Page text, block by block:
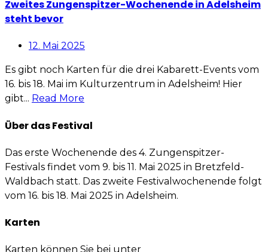
Zweites Zungenspitzer-Wochenende in Adelsheim
steht bevor
12. Mai 2025
Es gibt noch Karten für die drei Kabarett-Events vom
16. bis 18. Mai im Kulturzentrum in Adelsheim! Hier
gibt... Read More
Über das Festival
Das erste Wochenende des 4. Zungenspitzer-
Festivals findet vom 9. bis 11. Mai 2025 in Bretzfeld-
Waldbach statt. Das zweite Festivalwochenende folgt
vom 16. bis 18. Mai 2025 in Adelsheim.
Karten
Karten können Sie bei unter